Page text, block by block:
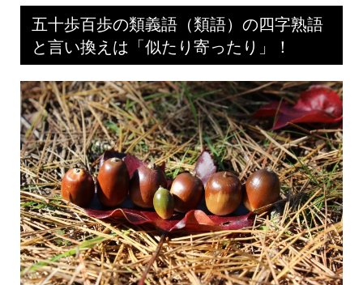
五十歩百歩の類義語（類語）の四字熟語
と言い換えは「似たり寄ったり」！